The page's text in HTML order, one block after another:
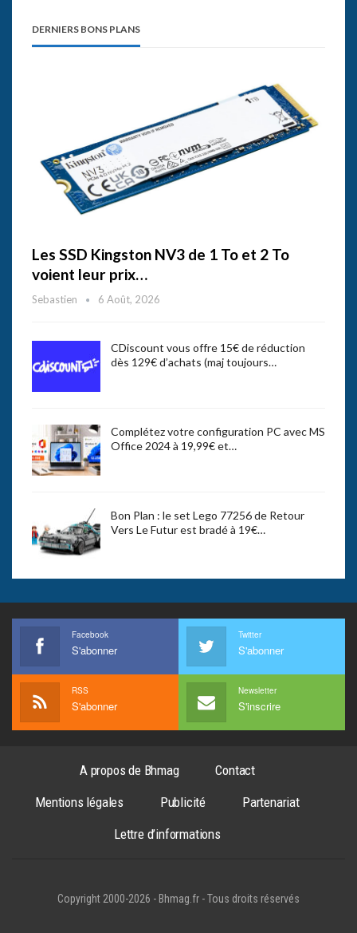
DERNIERS BONS PLANS
Les SSD Kingston NV3 de 1 To et 2 To
voient leur prix…
Sebastien 6 Août, 2026
CDiscount vous offre 15€ de réduction
dès 129€ d’achats (maj toujours…
Complétez votre configuration PC avec MS
Office 2024 à 19,99€ et…
Bon Plan : le set Lego 77256 de Retour
Vers Le Futur est bradé à 19€…
Facebook
S'abonner
Twitter
S'abonner
RSS
S'abonner
Newsletter
S'inscrire
A propos de Bhmag
Contact
Mentions légales
Publicité
Partenariat
Lettre d’informations
Copyright 2000-2026 - Bhmag.fr - Tous droits réservés